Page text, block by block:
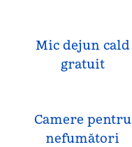
Mic dejun cald
gratuit
Camere pentru
nefumători